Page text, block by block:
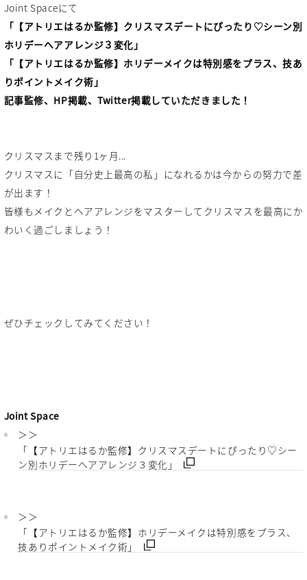
Joint Spaceにて
「【アトリエはるか監修】クリスマスデートにぴったり♡シーン別
ホリデーヘアアレンジ３変化」
「【アトリエはるか監修】ホリデーメイクは特別感をプラス、技あ
りポイントメイク術」
記事監修、HP掲載、Twitter掲載していただきました！
クリスマスまで残り1ヶ月...
クリスマスに「自分史上最高の私」になれるかは今からの努力で差
が出ます！
皆様もメイクとヘアアレンジをマスターしてクリスマスを最高にか
わいく過ごしましょう！
ぜひチェックしてみてください！
Joint Space
＞＞
「【アトリエはるか監修】クリスマスデートにぴったり♡シー
ン別ホリデーヘアアレンジ３変化」
＞＞
「【アトリエはるか監修】ホリデーメイクは特別感をプラス、
技ありポイントメイク術」